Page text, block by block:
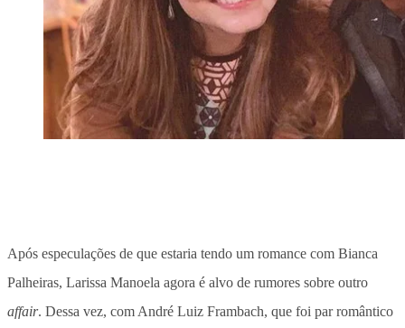
Após especulações de que estaria tendo um romance com Bianca
Palheiras, Larissa Manoela agora é alvo de rumores sobre outro
affair. Dessa vez, com André Luiz Frambach, que foi par romântico